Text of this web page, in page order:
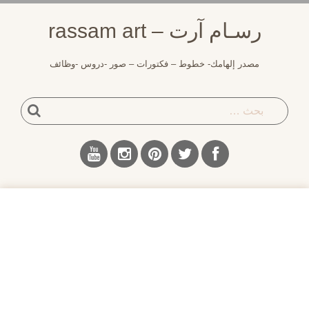
رسـام آرت – rassam art
مصدر إلهامك- خطوط – فكتورات – صور -دروس -وظائف